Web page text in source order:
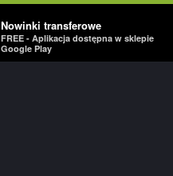
Nowinki transferowe
FREE - Aplikacja dostępna w sklepie
Google Play